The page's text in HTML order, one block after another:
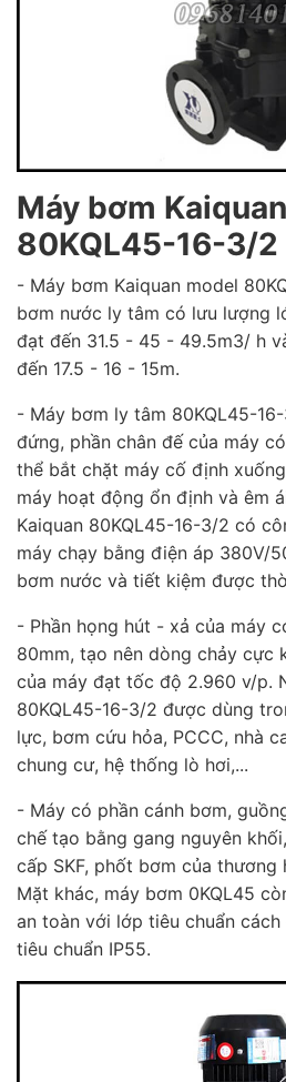
Máy bơm
80KQL45-16-3/2
- Máy bơm Kaiquan model
bơm nước ly tâm có lưu lượng
đạt đến 31.5 - 45 - 49.5m3/ h
đến 17.5 - 16 - 15m.
- Máy bơm ly tâm 80KQL45-
đứng, phần chân đế của máy
thể bắt chặt máy cố định
máy hoạt động ổn định và êm
Kaiquan 80KQL45-16-3/2 có
máy chạy bằng điện áp 380V/
bơm nước và tiết kiệm được
- Phần họng hút - xả của máy
80mm, tạo nên dòng chảy cực
của máy đạt tốc độ 2.960 v/p.
80KQL45-16-3/2 được dùng
lực, bơm cứu hỏa, PCCC, nhà
chung cư, hệ thống lò hơi,...
- Máy có phần cánh bơm,
chế tạo bằng gang nguyên
cấp SKF, phốt bơm của thương
Mặt khác, máy bơm 0KQL45
an toàn với lớp tiêu chuẩn
tiêu chuẩn IP55.